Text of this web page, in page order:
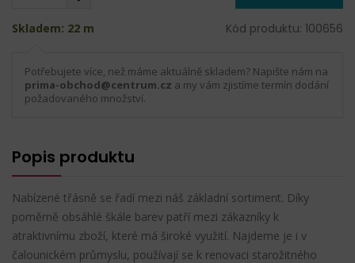
Skladem: 22 m Kód produktu: 100656
Potřebujete více, než máme aktuálně skladem? Napište nám na
prima-obchod@centrum.cz a my vám zjistíme termín dodání
požadovaného množství.
Popis produktu
Nabízené třásně se řadí mezi náš základní sortiment. Díky
poměrně obsáhlé škále barev patří mezi zákazníky k
atraktivnímu zboží, které má široké využití. Najdeme je i v
čalounickém průmyslu, používají se k renovaci starožitného